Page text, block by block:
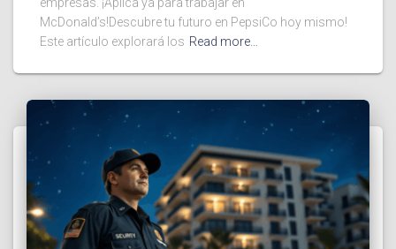
empresas. ¡Aplica ya para trabajar en
McDonald’s!Descubre tu futuro en PepsiCo hoy mismo!
Este artículo explorará los Read more…